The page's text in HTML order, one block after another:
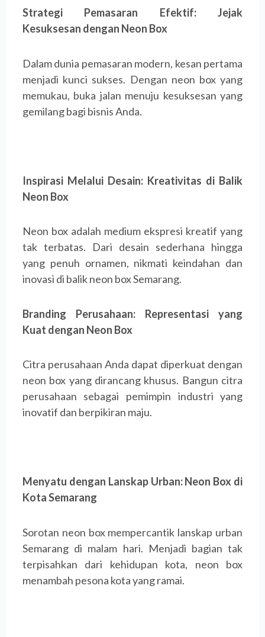
Strategi Pemasaran Efektif: Jejak
Kesuksesan dengan Neon Box
Dalam dunia pemasaran modern, kesan pertama
menjadi kunci sukses. Dengan neon box yang
memukau, buka jalan menuju kesuksesan yang
gemilang bagi bisnis Anda.
Inspirasi Melalui Desain: Kreativitas di Balik
Neon Box
Neon box adalah medium ekspresi kreatif yang
tak terbatas. Dari desain sederhana hingga
yang penuh ornamen, nikmati keindahan dan
inovasi di balik neon box Semarang.
Branding Perusahaan: Representasi yang
Kuat dengan Neon Box
Citra perusahaan Anda dapat diperkuat dengan
neon box yang dirancang khusus. Bangun citra
perusahaan sebagai pemimpin industri yang
inovatif dan berpikiran maju.
Menyatu dengan Lanskap Urban: Neon Box di
Kota Semarang
Sorotan neon box mempercantik lanskap urban
Semarang di malam hari. Menjadi bagian tak
terpisahkan dari kehidupan kota, neon box
menambah pesona kota yang ramai.